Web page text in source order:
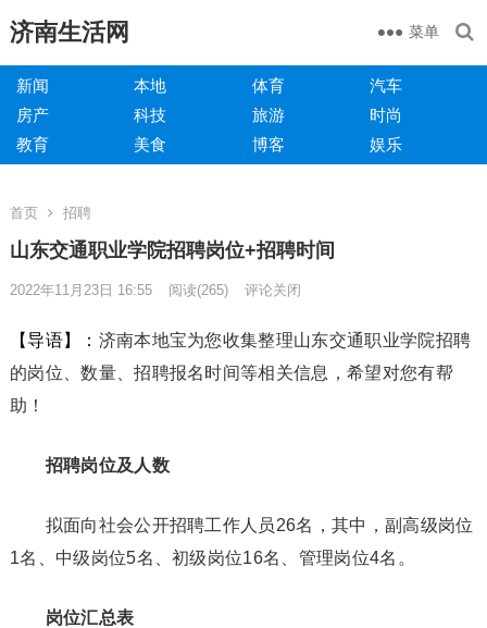
济南生活网 菜单
新闻 本地 体育
汽车
房产
科技 旅游
时尚
教育
美食 博客 娱乐
首页 招聘
山东交通职业学院招聘岗位+招聘时间
2022年11月23日 16:55 阅读(265) 评论关闭
【导语】： 济南本地宝为您收集整理山东交通职业学院招聘
的岗位、数量、招聘报名时间等相关信息，希望对您有帮
助！
招聘岗位及人数
拟面向社会公开招聘工作人员26名，其中，副高级岗位
1名、中级岗位5名、初级岗位16名、管理岗位4名。
岗位汇总表